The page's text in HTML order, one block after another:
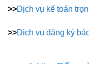
>>Dịch vụ kế toán
>>Dịch vụ đăng ký